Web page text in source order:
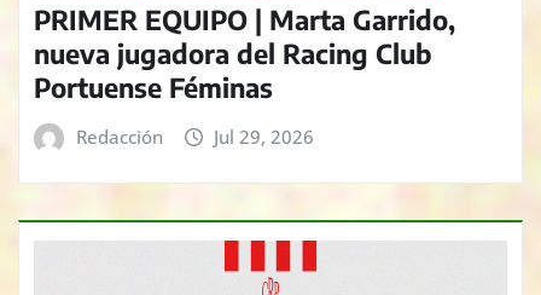
PRIMER EQUIPO | Marta Garrido,
nueva jugadora del Racing Club
Portuense Féminas
Redacción Jul 29, 2026